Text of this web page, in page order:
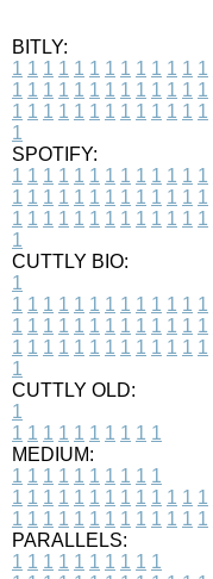
BITLY:
1 1 1 1 1 1 1 1 1 1 1 1 1
1 1 1 1 1 1 1 1 1 1 1 1 1
1 1 1 1 1 1 1 1 1 1 1 1 1
1
SPOTIFY:
1 1 1 1 1 1 1 1 1 1 1 1 1
1 1 1 1 1 1 1 1 1 1 1 1 1
1 1 1 1 1 1 1 1 1 1 1 1 1
1
CUTTLY BIO:
1
1 1 1 1 1 1 1 1 1 1 1 1 1
1 1 1 1 1 1 1 1 1 1 1 1 1
1 1 1 1 1 1 1 1 1 1 1 1 1
1
CUTTLY OLD:
1
1 1 1 1 1 1 1 1 1 1
MEDIUM:
1 1 1 1 1 1 1 1 1 1
1 1 1 1 1 1 1 1 1 1 1 1 1
1 1 1 1 1 1 1 1 1 1 1 1 1
PARALLELS:
1 1 1 1 1 1 1 1 1 1